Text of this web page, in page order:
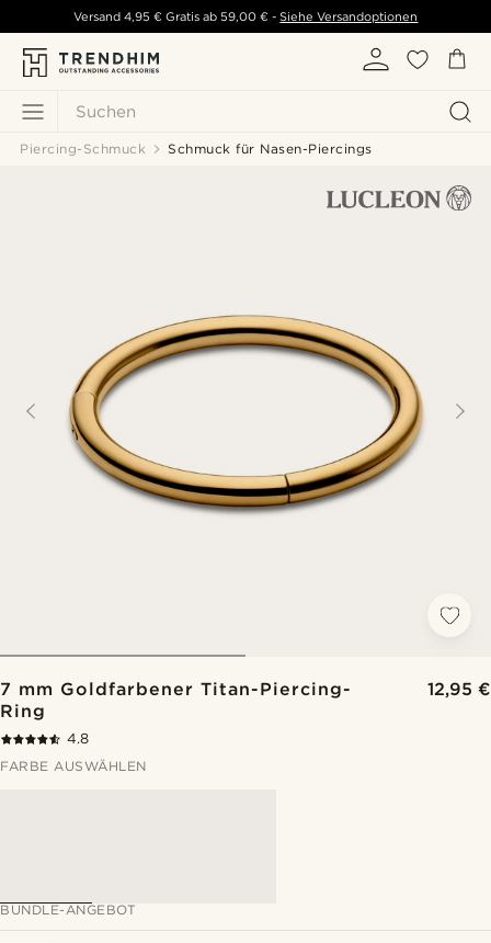
Suchen
Versand 4,95 € Gratis ab59,00 € - Siehe Versandoptionen
Piercing-Schmuck Schmuck für Nasen-Piercings
7 mm Goldfarbener Titan-Piercing-
Ring
12,95 €
4.8
FARBE AUSWÄHLEN
BUNDLE-ANGEBOT